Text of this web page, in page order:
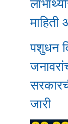
पशुधन
जारी